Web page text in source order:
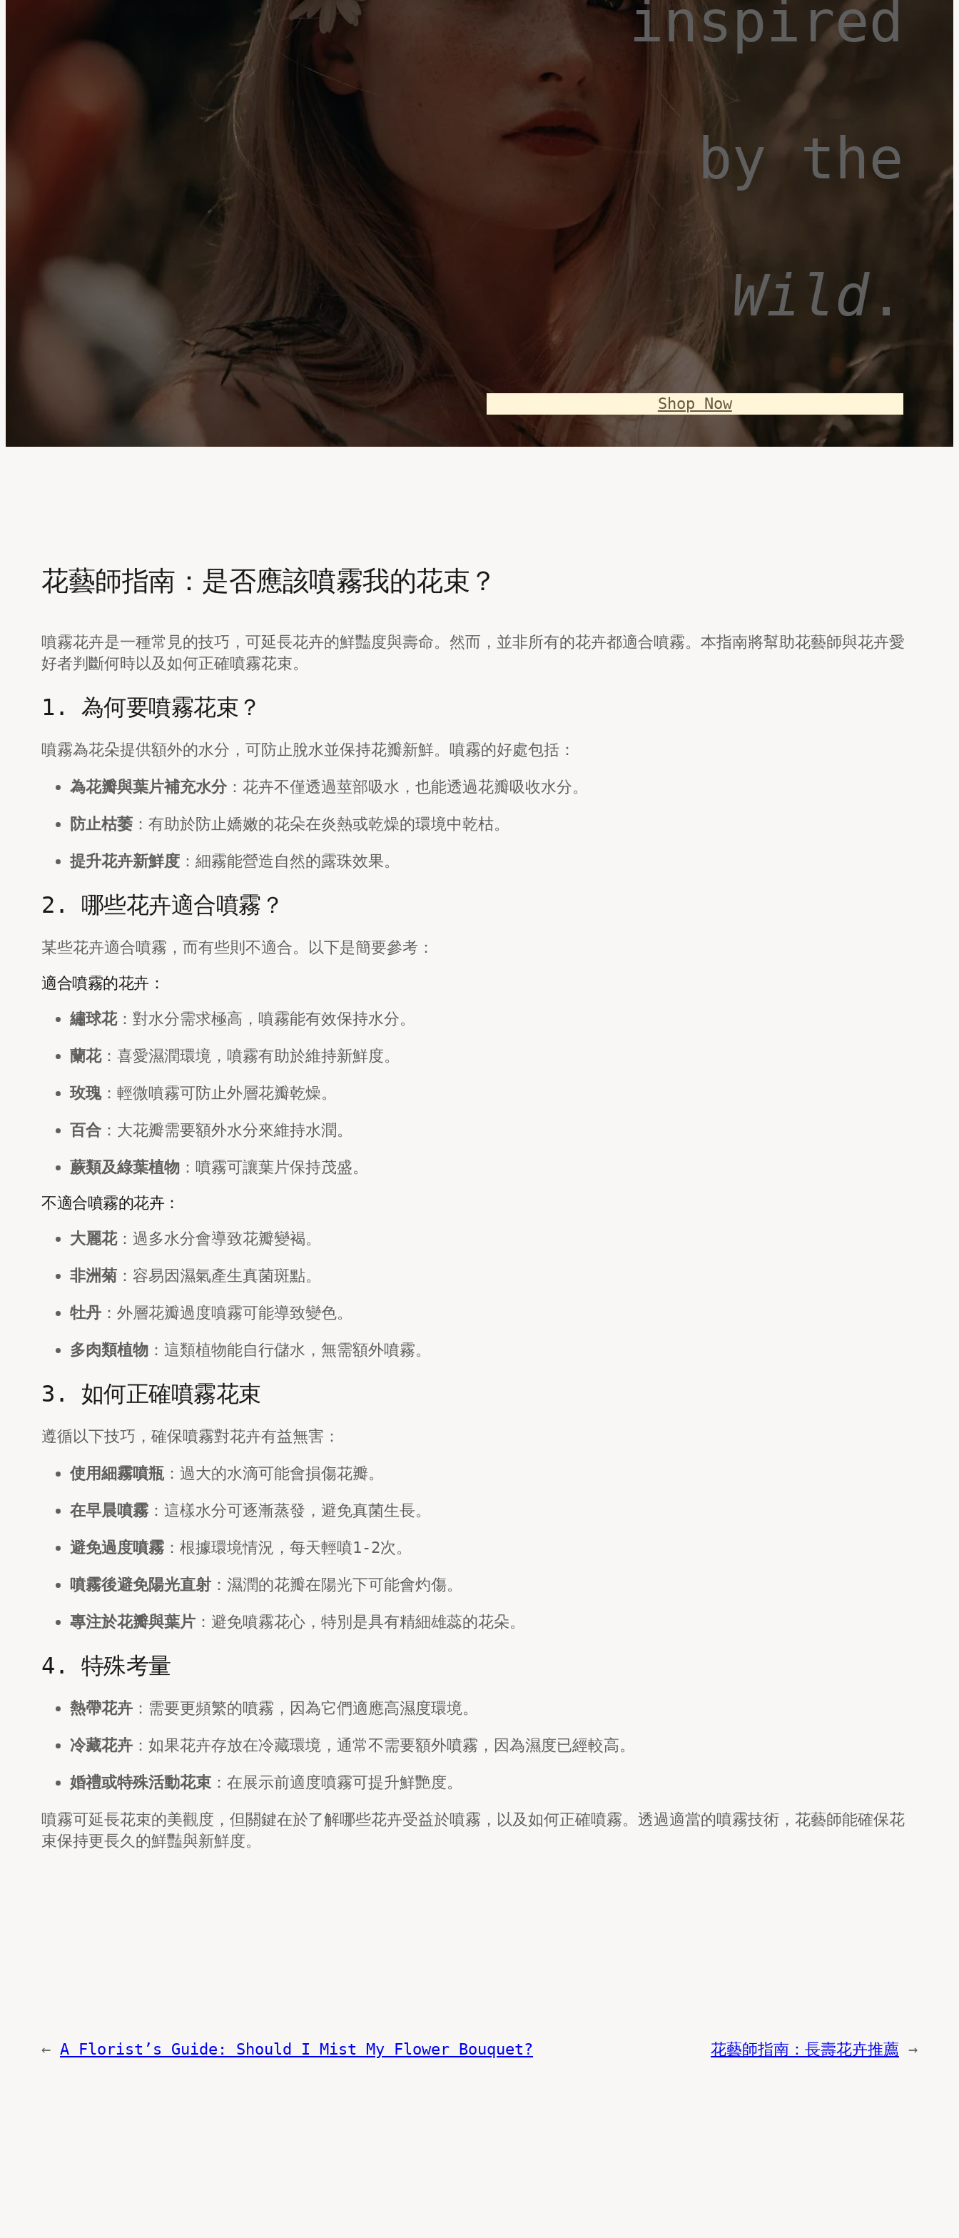
inspired
by the
Wild.
Shop Now
花藝師指南：是否應該噴霧我的花束？
噴霧花卉是一種常見的技巧，可延長花卉的鮮豔度與壽命。然而，並非所有的花卉都適合噴霧。本指南將幫助花藝師與花卉愛
好者判斷何時以及如何正確噴霧花束。
1. 為何要噴霧花束？
噴霧為花朵提供額外的水分，可防止脫水並保持花瓣新鮮。噴霧的好處包括：
為花瓣與葉片補充水分 ：花卉不僅透過莖部吸水，也能透過花瓣吸收水分。
防止枯萎 ：有助於防止嬌嫩的花朵在炎熱或乾燥的環境中乾枯。
提升花卉新鮮度 ：細霧能營造自然的露珠效果。
2. 哪些花卉適合噴霧？
某些花卉適合噴霧，而有些則不適合。以下是簡要參考：
適合噴霧的花卉：
繡球花：對水分需求極高，噴霧能有效保持水分。
蘭花：喜愛濕潤環境，噴霧有助於維持新鮮度。
玫瑰：輕微噴霧可防止外層花瓣乾燥。
百合 ：大花瓣需要額外水分來維持水潤。
蕨類及綠葉植物 ：噴霧可讓葉片保持茂盛。
不適合噴霧的花卉：
大麗花：過多水分會導致花瓣變褐。
非洲菊 ：容易因濕氣產生真菌斑點。
牡丹 ：外層花瓣過度噴霧可能導致變色。
多肉類植物 ：這類植物能自行儲水，無需額外噴霧。
3. 如何正確噴霧花束
遵循以下技巧，確保噴霧對花卉有益無害：
使用細霧噴瓶 ：過大的水滴可能會損傷花瓣。
在早晨噴霧 ：這樣水分可逐漸蒸發，避免真菌生長。
避免過度噴霧 ：根據環境情況，每天輕噴1-2次。
噴霧後避免陽光直射 ：濕潤的花瓣在陽光下可能會灼傷。
專注於花瓣與葉片 ：避免噴霧花心，特別是具有精細雄蕊的花朵。
4. 特殊考量
熱帶花卉 ：需要更頻繁的噴霧，因為它們適應高濕度環境。
冷藏花卉 ：如果花卉存放在冷藏環境，通常不需要額外噴霧，因為濕度已經較高。
婚禮或特殊活動花束 ：在展示前適度噴霧可提升鮮艷度。
噴霧可延長花束的美觀度，但關鍵在於了解哪些花卉受益於噴霧，以及如何正確噴霧。透過適當的噴霧技術，花藝師能確保花
束保持更長久的鮮豔與新鮮度。
← A Florist’s Guide: Should I Mist My Flower Bouquet? 花藝師指南：長壽花卉推薦 →